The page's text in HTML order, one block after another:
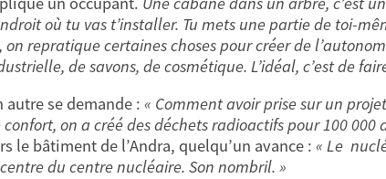
où tu vas t’installer. Tu mets une partie de toi-
on repratique certaines choses pour créer de
de savons, de cosmétique. L’idéal, c’est de
autre se demande : « Comment avoir prise sur un
confort, on a créé des déchets radioactifs pour 100
le bâtiment de l’Andra, quelqu’un avance : « Le
du centre nucléaire. Son nombril. »